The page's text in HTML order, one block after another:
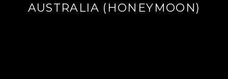
AUSTRALIA (HONEYMOON)